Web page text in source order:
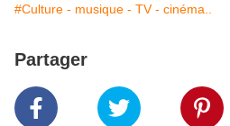
#Culture - musique - TV - cinéma..
Partager